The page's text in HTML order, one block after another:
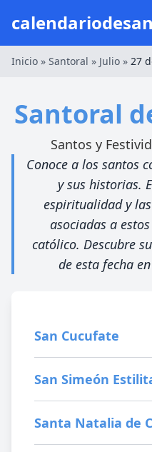
Inicio » Santoral » Julio » 27
Santoral
Santos y
Conoce a los santos
y sus historias.
espiritualidad y
asociadas a
católico. Descubre
de esta fecha
San Cucufate
San Simeón
Santa Natalia de